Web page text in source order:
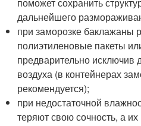
поможет сохранить
дальнейшего
при заморозке баклажаны
полиэтиленовые пакеты
предварительно
воздуха (в контейнерах
рекомендуется);
при недостаточной
теряют свою сочность, а